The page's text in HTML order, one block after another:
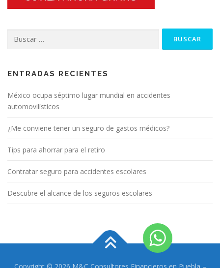
ENTRADAS RECIENTES
México ocupa séptimo lugar mundial en accidentes
automovilísticos
¿Me conviene tener un seguro de gastos médicos?
Tips para ahorrar para el retiro
Contratar seguro para accidentes escolares
Descubre el alcance de los seguros escolares